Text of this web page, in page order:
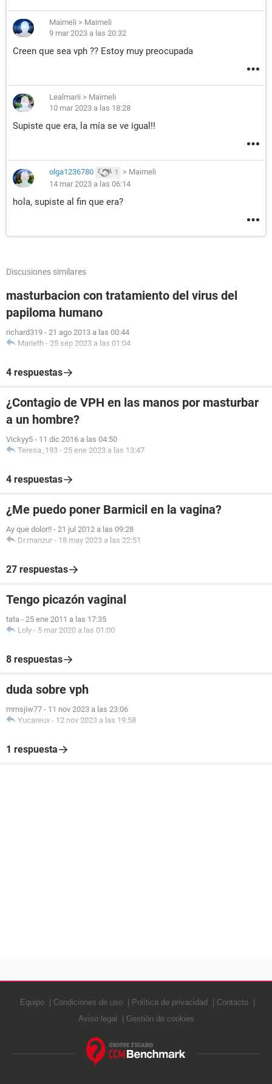
Maimeli > Maimeli
9 mar 2023 a las 20:32
Creen que sea vph ?? Estoy muy preocupada
Lealmarii > Maimeli
10 mar 2023 a las 18:28
Supiste que era, la mía se ve igual!!
olga1236780 1 > Maimeli
14 mar 2023 a las 06:14
hola, supiste al fin que era?
Discusiones similares
masturbacion con tratamiento del virus del
papiloma humano
richard319 - 21 ago 2013 a las 00:44
Marieth - 25 sep 2023 a las 01:04
4 respuestas
¿Contagio de VPH en las manos por masturbar
a un hombre?
Vickyy5 - 11 dic 2016 a las 04:50
Teresa_193 - 25 ene 2023 a las 13:47
4 respuestas
¿Me puedo poner Barmicil en la vagina?
Ay que dolor!! - 21 jul 2012 a las 09:28
Dr.manzur - 18 may 2023 a las 22:51
27 respuestas
Tengo picazón vaginal
tata - 25 ene 2011 a las 17:35
Loly - 5 mar 2020 a las 01:00
8 respuestas
duda sobre vph
mrnsjiw77 - 11 nov 2023 a las 23:06
Yucareux - 12 nov 2023 a las 19:58
1 respuesta
Equipo Condiciones de uso Política de privacidad
Contacto
Aviso legal
Gestión de cookies